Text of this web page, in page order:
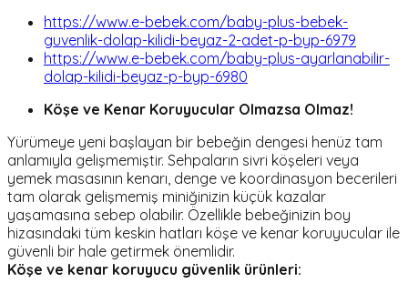
https://www.e-bebek.com/baby-plus-bebek-
guvenlik-dolap-kilidi-beyaz-2-adet-p-byp-6979
https://www.e-bebek.com/baby-plus-ayarlanabilir-
dolap-kilidi-beyaz-p-byp-6980
Köşe ve Kenar Koruyucular Olmazsa Olmaz!
Yürümeye yeni başlayan bir bebeğin dengesi henüz tam
anlamıyla gelişmemiştir. Sehpaların sivri köşeleri veya
yemek masasının kenarı, denge ve koordinasyon becerileri
tam olarak gelişmemiş miniğinizin küçük kazalar
yaşamasına sebep olabilir. Özellikle bebeğinizin boy
hizasındaki tüm keskin hatları köşe ve kenar koruyucular ile
güvenli bir hale getirmek önemlidir.
Köşe ve kenar koruyucu güvenlik ürünleri: